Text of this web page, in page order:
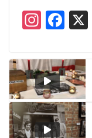
I
st
a
g
ra
m
F
c
e
b
o
o